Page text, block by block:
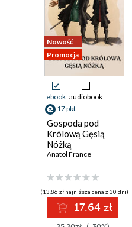
Nowość
Promocja
ebook audiobook
17 pkt
Gospoda pod
Królową Gęsią
Nóżką
Anatol France
(13,86 zł najniższa cena z 30 dni)
17.64 zł